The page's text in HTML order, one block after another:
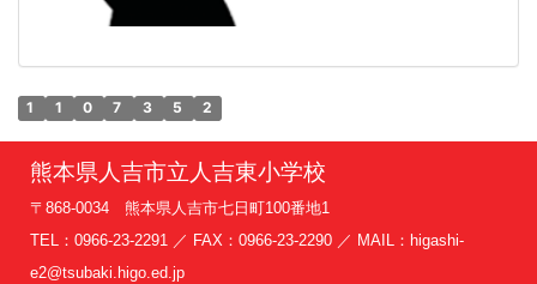
1 1 0 7 3 5 2
熊本県人吉市立人吉東小学校
〒868-0034 熊本県人吉市七日町100番地1
TEL：0966-23-2291 ／ FAX：0966-23-2290 ／ MAIL：higashi-
e2@tsubaki.higo.ed.jp